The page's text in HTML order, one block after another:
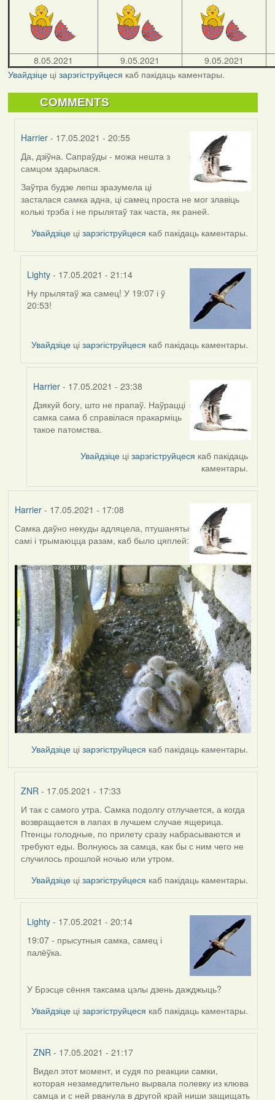
8.05.2021 9.05.2021
9.05.2021
Увайдзіцеці зарэгіструйцеся каб пакідаць каментары.
COMMENTS
Harrier - 17.05.2021 - 20:55
In
reply
to
by
09Алена
Да, дзіўна. Сапраўды - можа нешта з
самцом здарылася.
Заўтра будзе лепш зразумела ці
засталася самка адна, ці самец проста не мог злавіць
колькі трэба і не прылятаў так часта, як раней.
Увайдзіце цізарэгіструйцеся каб пакідаць каментары.
Lighty - 17.05.2021 - 21:14
In
reply
Harrier
Ну прылятаў жа самец! У 19:07 і ў
20:53!
Увайдзіце цізарэгіструйцеся каб пакідаць каментары.
Harrier- 17.05.2021 - 23:38
In
reply
to
Дзякуй богу, што не прапаў. Наўрацці
самка сама б справілася пракарміць
такое патомства.
Увайдзіце цізарэгіструйцеся каб пакідаць
каментары.
Harrier- 17.05.2021 - 17:08
Самка даўно некуды адляцела, птушаняты
самі і трымаюцца разам, каб было цяплей:
Увайдзіце цізарэгіструйцеся каб пакідаць каментары.
ZNR - 17.05.2021 - 17:33
In
reply
to
by
Harrier
И так с самого утра. Самка подолгу отлучается, а когда
возвращается в лапах в лучшем случае ящерица.
Птенцы голодные, по прилету сразу набрасываются и
требуют еды. Волнуюсь за самца, как бы с ним чего не
случилось прошлой ночью или утром.
Увайдзіце цізарэгіструйцеся каб пакідаць каментары.
Lighty - 17.05.2021 - 20:14
In
reply
ZNR
19:07 - прысутныя самка, самец і
палёўка.
У Брэсце сёння таксама цэлы дзень дажджыць?
Увайдзіце цізарэгіструйцеся каб пакідаць каментары.
ZNR- 17.05.2021 - 21:17
In
reply
Видел этот момент, и судя по реакции самки,
которая незамедлительно вырвала полевку из клюва
самца и с ней рванула в другой край ниши защищать